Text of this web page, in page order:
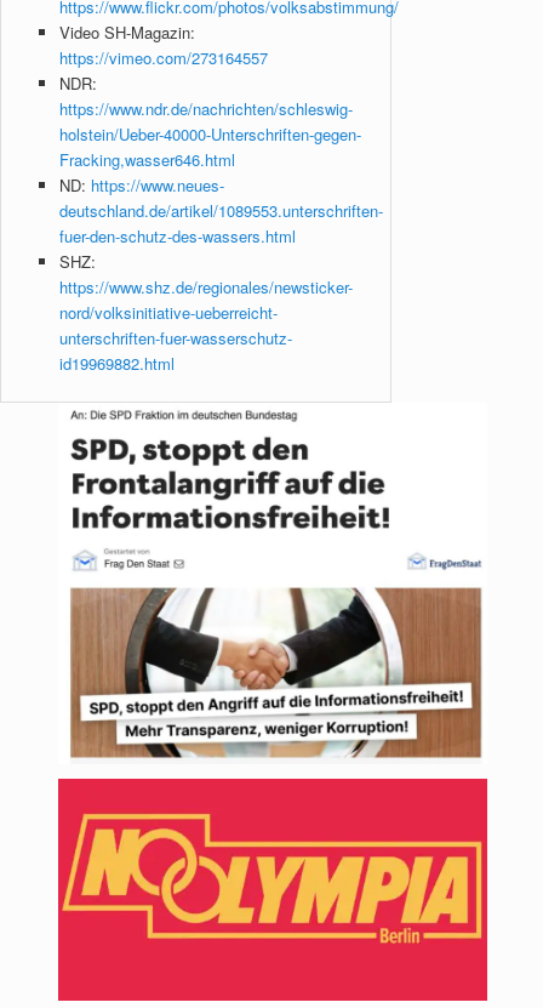
https://www.flickr.com/photos/volksabstimmung/
Video SH-Magazin:
https://vimeo.com/273164557
NDR:
https://www.ndr.de/nachrichten/schleswig-
holstein/Ueber-40000-Unterschriften-gegen-
Fracking,wasser646.html
ND: https://www.neues-
deutschland.de/artikel/1089553.unterschriften-
fuer-den-schutz-des-wassers.html
SHZ:
https://www.shz.de/regionales/newsticker-
nord/volksinitiative-ueberreicht-
unterschriften-fuer-wasserschutz-
id19969882.html